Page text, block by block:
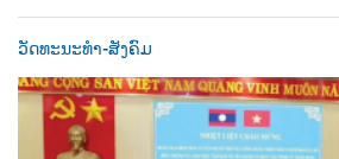
ວັດທະນະທຳ-ສັງຄົມ